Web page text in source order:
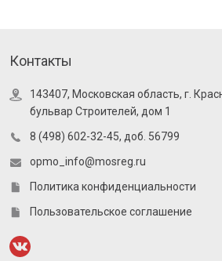
Контакты
143407, Московская область, г.
бульвар Строителей, дом 1
8 (498) 602-32-45, доб. 56799
opmo_info@mosreg.ru
Политика конфиденциальности
Пользовательское соглашение